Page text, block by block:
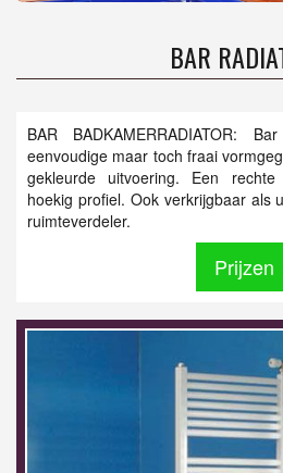
BAR
BAR BADKAMERRADIATOR:
eenvoudige maar toch fraai
gekleurde uitvoering. Een
hoekig profiel. Ook verkrijgbaar als
ruimteverdeler.
Prijzen